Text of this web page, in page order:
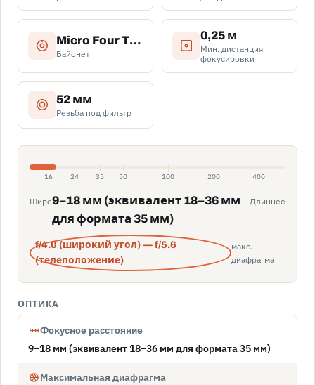
Micro Four Thirds (MFT)
Байонет
0,25 м
Мин. дистанция
фокусировки
52 мм
Резьба под фильтр
16 24 35 50 100 200 400
Шире9–18 мм (эквивалент 18–36 мм
для формата 35 мм)
Длиннее
f/4.0 (широкий угол) — f/5.6
(телеположение)
макс.
диафрагма
ОПТИКА
Фокусное расстояние
9–18 мм (эквивалент 18–36 мм для формата 35 мм)
Максимальная диафрагма